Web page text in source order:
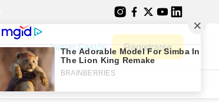
Iniciar Sesión Registrarse